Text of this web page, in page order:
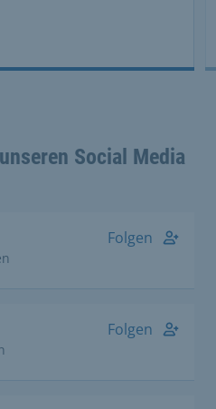
Social Media
Folgen
Folgen